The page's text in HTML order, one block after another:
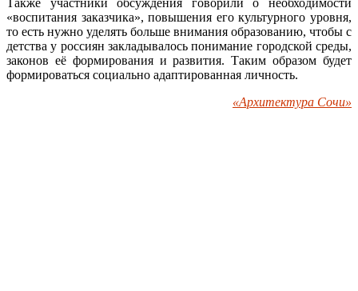
«воспитания заказчика», повышения его культурного уровня,
то есть нужно уделять больше внимания образованию, чтобы с
детства у россиян закладывалось понимание городской среды,
законов её формирования и развития. Таким образом будет
формироваться социально адаптированная личность.
«Архитектура Сочи»